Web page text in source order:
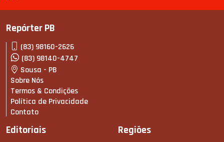
Repórter PB
(83) 98160-2626
(83) 98140-4747
Sousa - PB
Sobre Nós
Termos & Condições
Política de Privacidade
Contato
Editoriais Regiões